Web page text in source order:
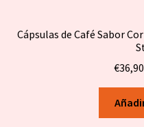
Cápsulas de Café Sabor
€36,90